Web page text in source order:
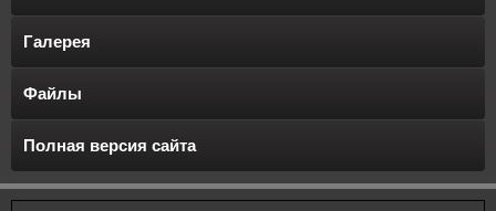
Галерея
Файлы
Полная версия сайта